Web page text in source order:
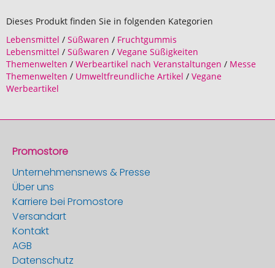
Dieses Produkt finden Sie in folgenden Kategorien
Lebensmittel / Süßwaren / Fruchtgummis
Lebensmittel / Süßwaren / Vegane Süßigkeiten
Themenwelten / Werbeartikel nach Veranstaltungen / Messe
Themenwelten / Umweltfreundliche Artikel / Vegane
Werbeartikel
Promostore
Unternehmensnews & Presse
Über uns
Karriere bei Promostore
Versandart
Kontakt
AGB
Datenschutz